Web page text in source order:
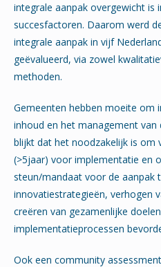
integrale aanpak overgewicht is
succesfactoren. Daarom werd
integrale aanpak in vijf
geëvalueerd, via zowel
methoden.
Gemeenten hebben moeite om
inhoud en het management
blijkt dat het noodzakelijk is om
(>5jaar) voor implementatie en
steun/mandaat voor de aanpak
innovatiestrategieën, verhogen
creëren van gezamenlijke
implementatieprocessen
Ook een community